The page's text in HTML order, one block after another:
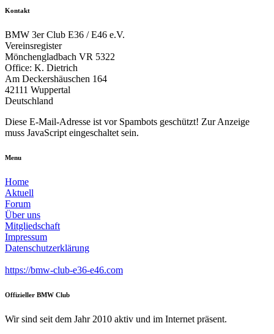
Kontakt
BMW 3er Club E36 / E46 e.V.
Vereinsregister
Mönchengladbach VR 5322
Office: K. Dietrich
Am Deckershäuschen 164
42111 Wuppertal
Deutschland
Diese E-Mail-Adresse ist vor Spambots geschützt! Zur Anzeige
muss JavaScript eingeschaltet sein.
Menu
Home
Aktuell
Forum
Über uns
Mitgliedschaft
Impressum
Datenschutzerklärung
https://bmw-club-e36-e46.com
Offizieller BMW Club
Wir sind seit dem Jahr 2010 aktiv und im Internet präsent.